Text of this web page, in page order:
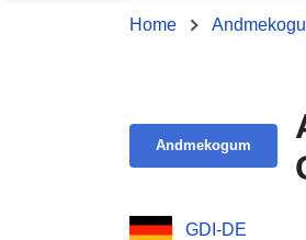
Home
Andmekogum
GDI-DE